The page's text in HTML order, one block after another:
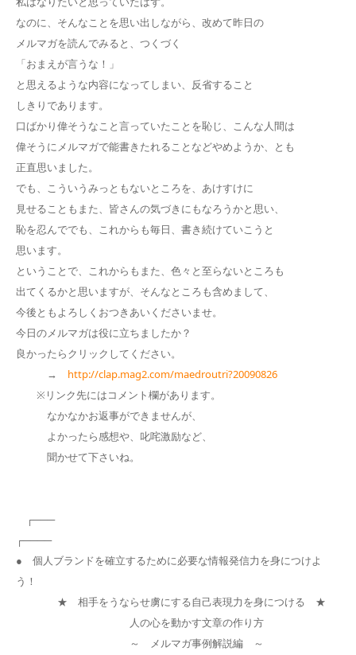
なのに、そんなことを思い出しながら、改めて昨日の
メルマガを読んでみると、つくづく
「おまえが言うな！」
と思えるような内容になってしまい、反省すること
しきりであります。
口ばかり偉そうなこと言っていたことを恥じ、こんな人間は
偉そうにメルマガで能書きたれることなどやめようか、とも
正直思いました。
でも、こういうみっともないところを、あけすけに
見せることもまた、皆さんの気づきにもなろうかと思い、
恥を忍んででも、これからも毎日、書き続けていこうと
思います。
ということで、これからもまた、色々と至らないところも
出てくるかと思いますが、そんなところも含めまして、
今後ともよろしくおつきあいくださいませ。
今日のメルマガは役に立ちましたか？
良かったらクリックしてください。
→ http://clap.mag2.com/maedroutri?20090826
※リンク先にはコメント欄があります。
なかなかお返事ができませんが、
よかったら感想や、叱咤激励など、
聞かせて下さいね。
┌───
┌────
● 個人ブランドを確立するために必要な情報発信力を身につけよ
う！
★ 相手をうならせ虜にする自己表現力を身につける ★
人の心を動かす文章の作り方
～ メルマガ事例解説編 ～